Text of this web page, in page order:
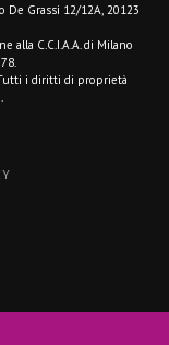
De Grassi 12/12A, 20123
alla C.C.I.A.A. di Milano
i diritti di proprietà